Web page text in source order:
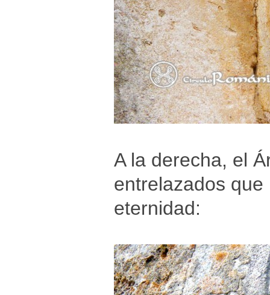
A la derecha, el
entrelazados
eternidad: